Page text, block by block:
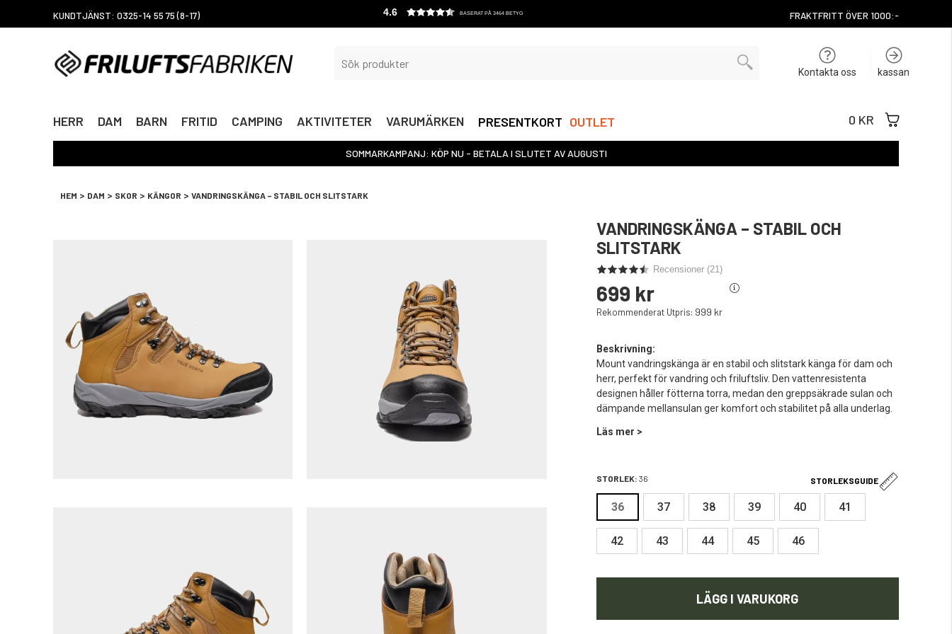
KUNDTJÄNST: 0325-14 55 75 (8-17) 4.6 BASERAT PÅ 3464 BETYG FRAKTFRITT ÖVER 1000:-
Kontakta oss kassan
HERR DAM BARN FRITID CAMPING AKTIVITETER VARUMÄRKEN PRESENTKORT OUTLET 0 KR
SOMMARKAMPANJ: KÖP NU - BETALA I SLUTET AV AUGUSTI
HEM > DAM > SKOR > KÄNGOR > VANDRINGSKÄNGA – STABIL OCH SLITSTARK
VANDRINGSKÄNGA – STABIL OCH
SLITSTARK
Recensioner (21)
699 kr
Rekommenderat Utpris: 999 kr
Beskrivning:
Mount vandringskänga är en stabil och slitstark känga för dam och
herr, perfekt för vandring och friluftsliv. Den vattenresistenta
designen håller fötterna torra, medan den greppsäkrade sulan och
dämpande mellansulan ger komfort och stabilitet på alla underlag.
Läs mer >
STORLEK: 36 STORLEKSGUIDE
36 37 38 39 40 41
42 43 44 45 46
LÄGG I VARUKORG